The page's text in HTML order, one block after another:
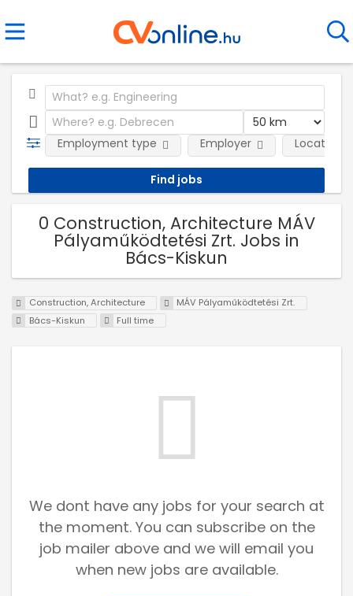
Employment type Employer Location
0 Construction, Architecture MÁV
Pályaműködtetési Zrt. Jobs in
Bács-Kiskun
Construction, Architecture
MÁV Pályaműködtetési Zrt.
Bács-Kiskun
Full time
We dont have any jobs for your search at
the moment. You can subscribe on the
job mailer above and we will email you
when new jobs are available.